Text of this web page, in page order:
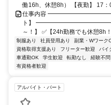
働16h、休憩8h） 【夜勤】 17：
仕事内容
ト】
～！】 ✅【24h勤務でも休憩8h
制服あり 社員登用あり 副業・Wワーク
資格取得支援あり
フリーター歓迎 バイ
車通勤OK
学生歓迎 転勤なし 経験不問
有資格者歓迎
アルバイト・パート